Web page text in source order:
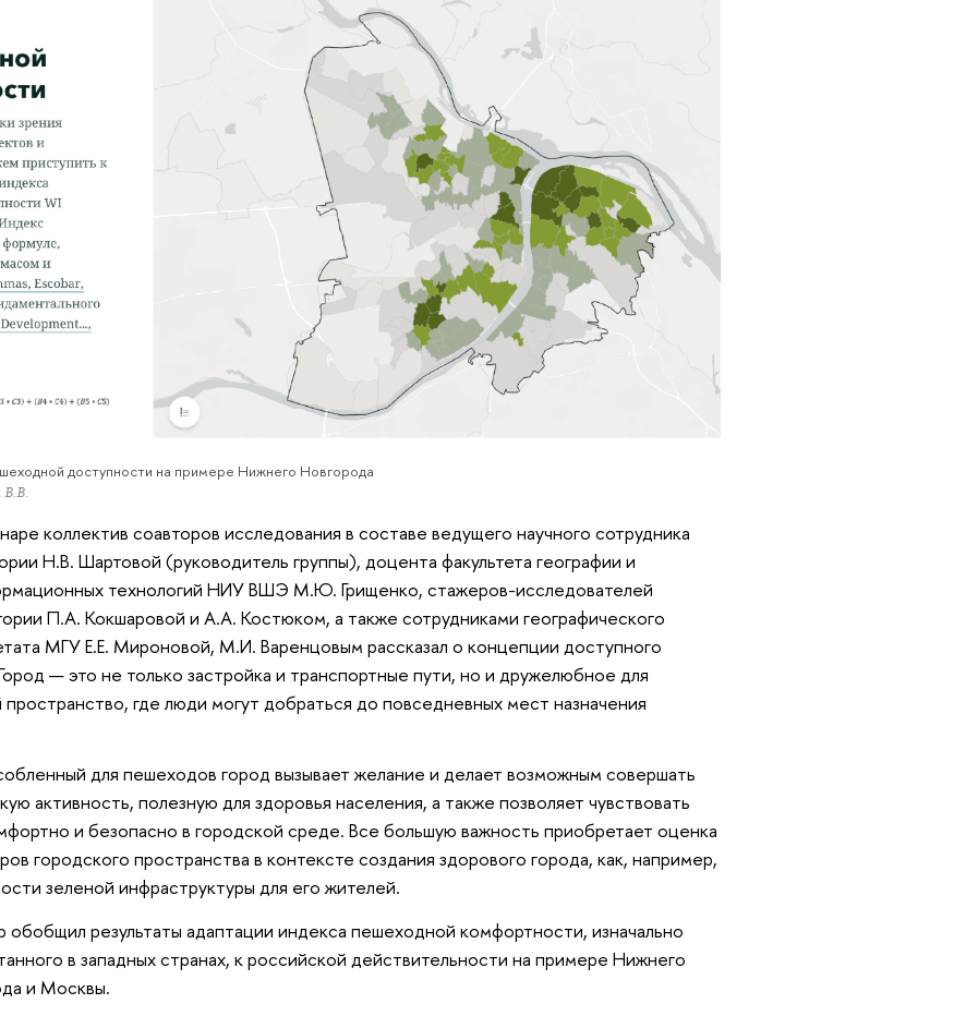
доступности на примере Нижнего Новгорода
коллектив соавторов исследования в составе ведущего научного сотрудника
Н.В. Шартовой (руководитель группы), доцента факультета географии и
технологий НИУ ВШЭ М.Ю. Грищенко, стажеров-исследователей
П.А. Кокшаровой и А.А. Костюком, а также сотрудниками географического
МГУ Е.Е. Мироновой, М.И. Варенцовым рассказал о концепции доступного
— это не только застройка и транспортные пути, но и дружелюбное для
где люди могут добраться до повседневных мест назначения
для пешеходов город вызывает желание и делает возможным совершать
активность, полезную для здоровья населения, а также позволяет чувствовать
и безопасно в городской среде. Все большую важность приобретает оценка
городского пространства в контексте создания здорового города, как, например,
зеленой инфраструктуры для его жителей.
результаты адаптации индекса пешеходной комфортности, изначально
в западных странах, к российской действительности на примере Нижнего
и Москвы.